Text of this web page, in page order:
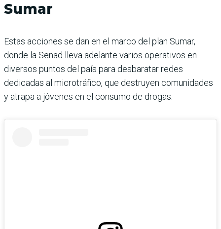
Sumar
Estas acciones se dan en el marco del plan Sumar,
donde la Senad lleva adelante varios operativos en
diversos puntos del país para desbaratar redes
dedicadas al microtráfico, que destruyen comunidades
y atrapa a jóvenes en el consumo de drogas.